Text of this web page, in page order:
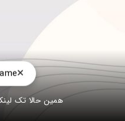
همین حالا تک